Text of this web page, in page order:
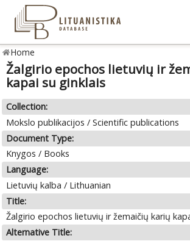
Home
Žalgirio epochos lietuvių ir
kapai su ginklais
Collection:
Mokslo publikacijos / Scientific publications
Document Type:
Knygos / Books
Language:
Lietuvių kalba / Lithuanian
Title:
Žalgirio epochos lietuvių ir žemaičių karių
Alternative Title: